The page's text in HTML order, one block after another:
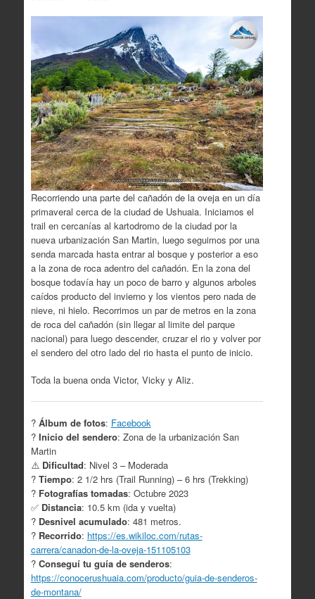
Recorriendo una parte del cañadón de la oveja en un día
primaveral cerca de la ciudad de Ushuaia. Iniciamos el
trail en cercanías al kartodromo de la ciudad por la
nueva urbanización San Martin, luego seguimos por una
senda marcada hasta entrar al bosque y posterior a eso
a la zona de roca adentro del cañadón. En la zona del
bosque todavía hay un poco de barro y algunos arboles
caídos producto del invierno y los vientos pero nada de
nieve, ni hielo. Recorrimos un par de metros en la zona
de roca del cañadón (sin llegar al limite del parque
nacional) para luego descender, cruzar el rio y volver por
el sendero del otro lado del rio hasta el punto de inicio.
Toda la buena onda Victor, Vicky y Aliz.
? Álbum de fotos: Facebook
? Inicio del sendero: Zona de la urbanización San
Martin
⚠️ Dificultad: Nivel 3 – Moderada
? Tiempo: 2 1/2 hrs (Trail Running) – 6 hrs (Trekking)
? Fotografías tomadas: Octubre 2023
✅ Distancia: 10.5 km (ida y vuelta)
? Desnivel acumulado: 481 metros.
? Recorrido: https://es.wikiloc.com/rutas-
carrera/canadon-de-la-oveja-151105103
? Conseguí tu guía de senderos:
https://conocerushuaia.com/producto/guia-de-senderos-
de-montana/